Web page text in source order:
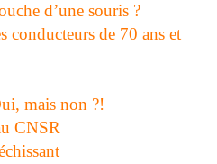
d’une souris ?
conducteurs de 70 ans et
mais non ?!
CNSR